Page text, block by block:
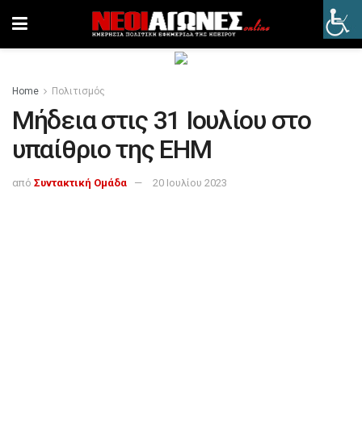
Home Πολιτισμός
Μήδεια στις 31 Ιουλίου στο
υπαίθριο της ΕΗΜ
από Συντακτική Ομάδα 20 Ιουλίου 2023